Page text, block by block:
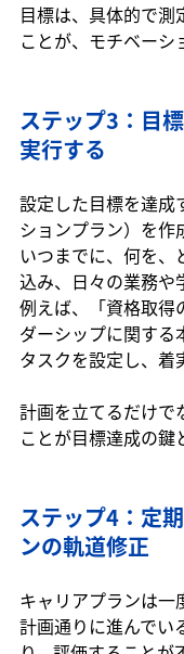
目標は、具体的で測
ことが、モチベーシ
ステップ3：目
実行する
設定した目標を達成
ションプラン）を作
いつまでに、何を
込み、日々の業務や
例えば、「資格取得
ダーシップに関する
タスクを設定し、着
計画を立てるだけで
ことが目標達成の鍵
ステップ4：定
ンの軌道修正
キャリアプランは一
計画通りに進んでい